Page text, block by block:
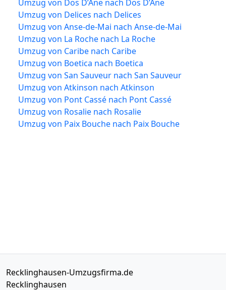
Umzug von Dos D’Ane nach Dos D’Ane
Umzug von Delices nach Delices
Umzug von Anse-de-Mai nach Anse-de-Mai
Umzug von La Roche nach La Roche
Umzug von Caribe nach Caribe
Umzug von Boetica nach Boetica
Umzug von San Sauveur nach San Sauveur
Umzug von Atkinson nach Atkinson
Umzug von Pont Cassé nach Pont Cassé
Umzug von Rosalie nach Rosalie
Umzug von Paix Bouche nach Paix Bouche
Recklinghausen-Umzugsfirma.de
Recklinghausen